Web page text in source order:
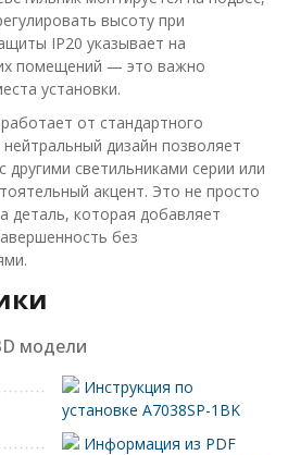
высоту при
IP20 указывает на
помещений — это важно
установки.
от стандартного
дизайн позволяет
светильниками серии или
акцент. Это не просто
деталь, которая добавляет
без
модели
Инструкция по
установке A7038SP-1BK
Информация из PDF